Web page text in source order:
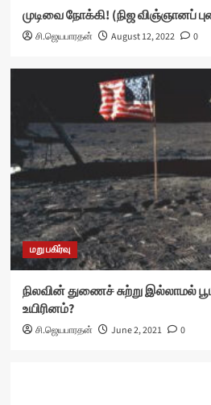
முடிவை நோக்கி! (நிஜ விஞ்ஞானப்
சி.ஜெயபாரதன் August 12, 2022 0
மறு பகிர்வு
நிலவின் துணைச் சுற்று இல்லாமல்
உயிரினம்?
சி.ஜெயபாரதன் June 2, 2021 0